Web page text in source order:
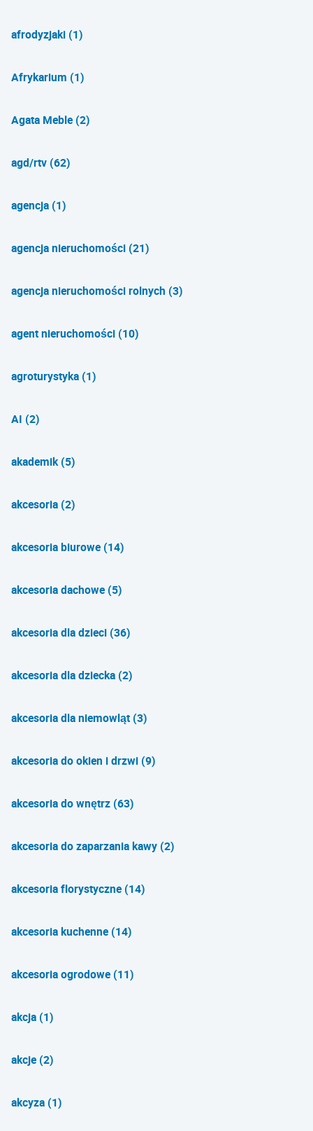
afrodyzjaki (1)
Afrykarium (1)
Agata Meble (2)
agd/rtv (62)
agencja (1)
agencja nieruchomości (21)
agencja nieruchomości rolnych (3)
agent nieruchomości (10)
agroturystyka (1)
AI (2)
akademik (5)
akcesoria (2)
akcesoria biurowe (14)
akcesoria dachowe (5)
akcesoria dla dzieci (36)
akcesoria dla dziecka (2)
akcesoria dla niemowląt (3)
akcesoria do okien i drzwi (9)
akcesoria do wnętrz (63)
akcesoria do zaparzania kawy (2)
akcesoria florystyczne (14)
akcesoria kuchenne (14)
akcesoria ogrodowe (11)
akcja (1)
akcje (2)
akcyza (1)